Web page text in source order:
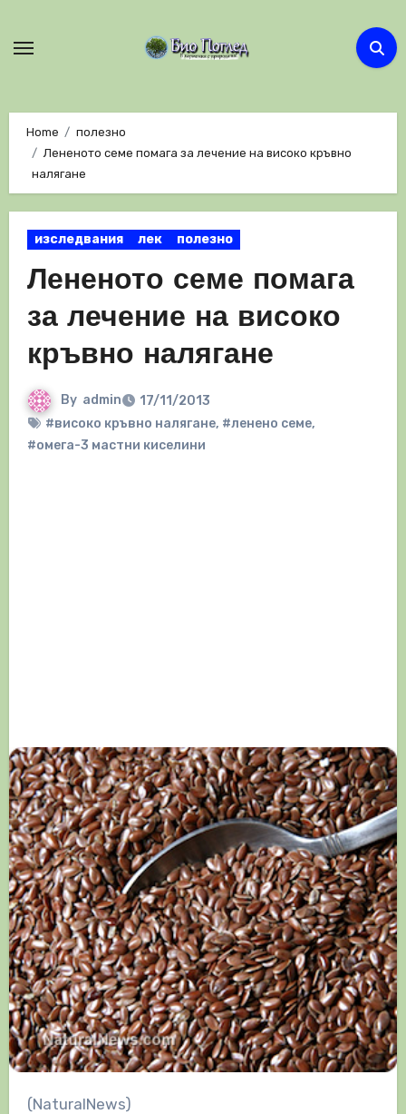
Home
полезно
Лененото семе помага за лечение на високо кръвно
налягане
изследвания лек полезно
Лененото семе помага
за лечение на високо
кръвно налягане
By admin
17/11/2013
#високо кръвно налягане, #ленено семе,
#омега-3 мастни киселини
(NaturalNews)